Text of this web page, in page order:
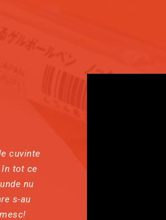
cuvinte
în tot ce
nu
s-au